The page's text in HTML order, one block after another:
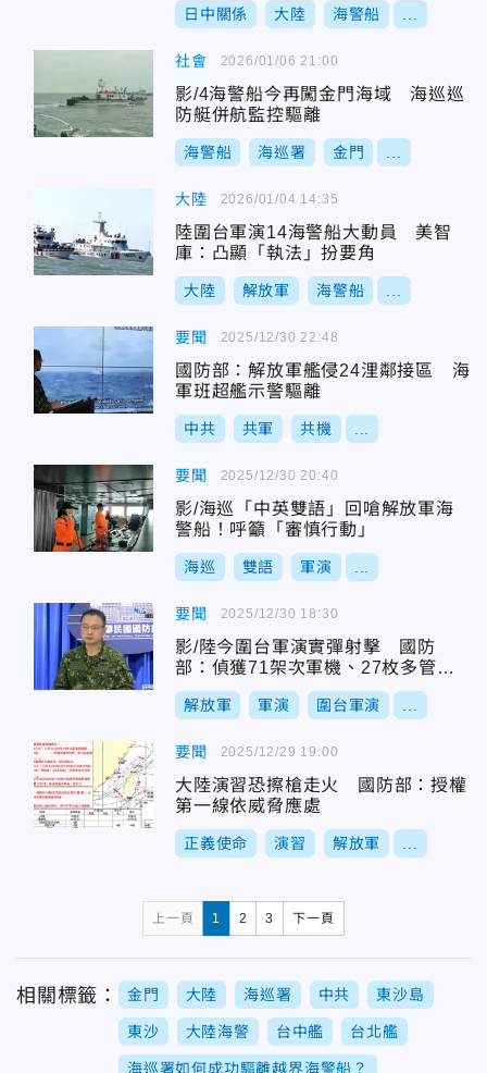
日中關係 大陸 海警船
社會
影/4海警船今再闖金門海域 海巡巡
防艇併航監控驅離
海警船 海巡署 金門
2026/01/06 21:00
大陸
陸圍台軍演14海警船大動員 美智
庫：凸顯「執法」扮要角
大陸 解放軍 海警船
2026/01/04 14:35
要聞
國防部：解放軍艦侵24浬鄰接區 海
軍班超艦示警驅離
中共 共軍 共機
2025/12/30 22:48
要聞
影/海巡「中英雙語」回嗆解放軍海
警船！呼籲「審慎行動」
海巡 雙語 軍演
2025/12/30 20:40
要聞
影/陸今圍台軍演實彈射擊 國防
部：偵獲71架次軍機、27枚多管火
箭
解放軍 軍演 圍台軍演
2025/12/30 18:30
要聞
大陸演習恐擦槍走火 國防部：授權
第一線依威脅應處
正義使命 演習 解放軍
2025/12/29 19:00
上一頁 1 2 3 下一頁
相關標籤： 金門 大陸 海巡署 中共 東沙島
東沙 大陸海警 台中艦 台北艦
海巡署如何成功驅離越界海警船？